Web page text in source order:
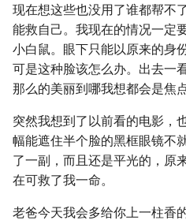
现在想这些也没用了谁都帮不
能救自己。我现在的情况一定
小白鼠。眼下只能以原来的身
可是这种脸该怎么办。出去一
那么的美丽到哪我想都会是焦
突然我想到了以前看的电影，
幅能遮住半个脸的黑框眼镜不
了一副，而且还是平光的，原
在可救了我一命。
老爸今天我会多给你上一柱香